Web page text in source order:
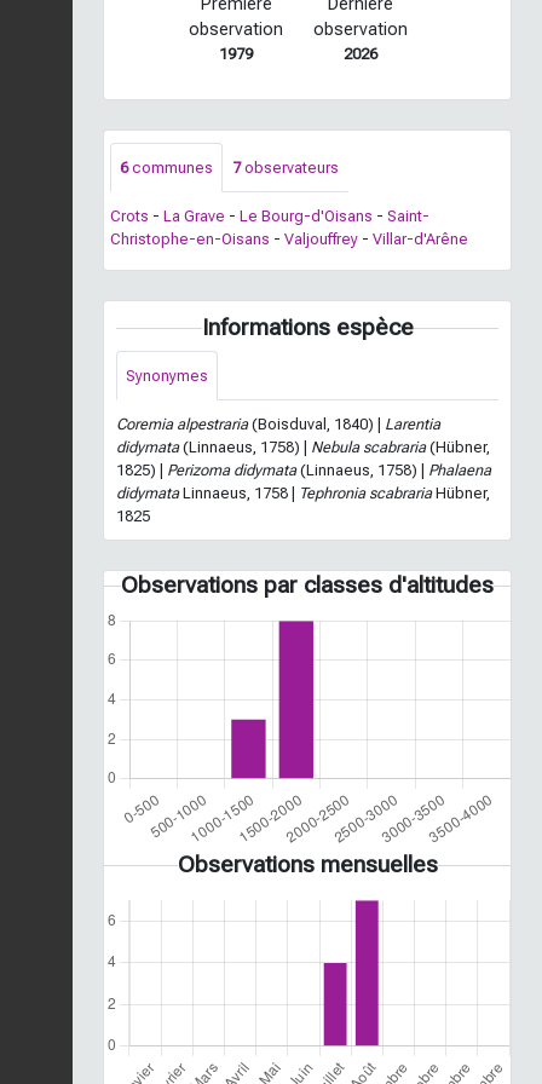
observation
1979
observation
2026
6communes 7observateurs
Crots - La Grave - Le Bourg-d'Oisans - Saint-
Christophe-en-Oisans - Valjouffrey - Villar-d'Arêne
Informations espèce
Synonymes
Coremia alpestraria(Boisduval, 1840) | Larentia
didymata(Linnaeus, 1758) | Nebula scabraria(Hübner,
1825) | Perizoma didymata(Linnaeus, 1758) | Phalaena
didymataLinnaeus, 1758 | Tephronia scabrariaHübner,
1825
Observations par classes d'altitudes
Observations mensuelles